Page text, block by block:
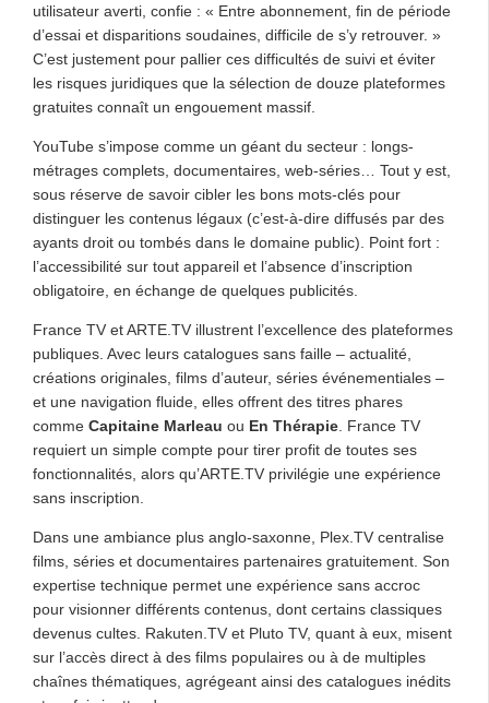
utilisateur averti, confie : « Entre abonnement, fin de période
d’essai et disparitions soudaines, difficile de s’y retrouver. »
C’est justement pour pallier ces difficultés de suivi et éviter
les risques juridiques que la sélection de douze plateformes
gratuites connaît un engouement massif.
YouTube s’impose comme un géant du secteur : longs-
métrages complets, documentaires, web-séries… Tout y est,
sous réserve de savoir cibler les bons mots-clés pour
distinguer les contenus légaux (c’est-à-dire diffusés par des
ayants droit ou tombés dans le domaine public). Point fort :
l’accessibilité sur tout appareil et l’absence d’inscription
obligatoire, en échange de quelques publicités.
France TV et ARTE.TV illustrent l’excellence des plateformes
publiques. Avec leurs catalogues sans faille – actualité,
créations originales, films d’auteur, séries événementiales –
et une navigation fluide, elles offrent des titres phares
comme Capitaine Marleau ou En Thérapie . France TV
requiert un simple compte pour tirer profit de toutes ses
fonctionnalités, alors qu’ARTE.TV privilégie une expérience
sans inscription.
Dans une ambiance plus anglo-saxonne, Plex.TV centralise
films, séries et documentaires partenaires gratuitement. Son
expertise technique permet une expérience sans accroc
pour visionner différents contenus, dont certains classiques
devenus cultes. Rakuten.TV et Pluto TV, quant à eux, misent
sur l’accès direct à des films populaires ou à de multiples
chaînes thématiques, agrégeant ainsi des catalogues inédits